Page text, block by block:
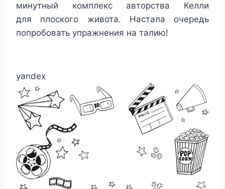
минутный комплекс авторства Келли
для плоского живота. Настала очередь
попробовать упражнения на талию!
yandex